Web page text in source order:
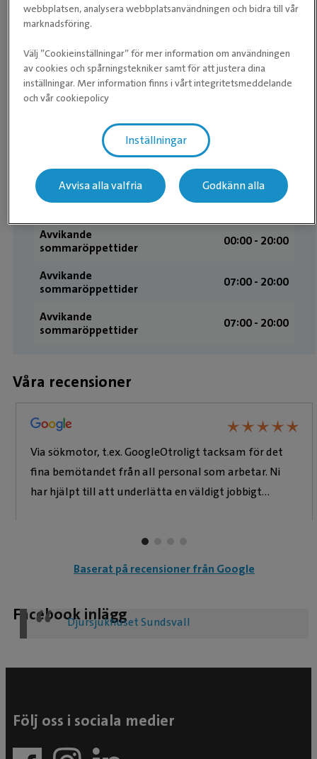
Våra öppettider
Kliniken
sommaröppettider
Öppet dygnet runt
Onsdag
Öppet dygnet runt
Torsdag
Öppet dygnet runt
Avvikande
sommaröppettider
00:00 - 20:00
Avvikande
sommaröppettider
07:00 - 20:00
Avvikande
sommaröppettider
07:00 - 20:00
Våra recensioner
★★★★★
★★★★★
Via sökmotor, t.ex. GoogleOtroligt tacksam för det
fina bemötandet från all personal som arbetar. Ni
har hjälpt till att underlätta en väldigt jobbigt
dålig vård snarare en tacksamhet över att vi fick mer
lidande. Jag rekommenderar verkligen detta
djursjukhus tack vare all fantastisk personal.
Baserat på recensioner från Google
Facebook inlägg
Djursjukhuset Sundsvall
Följ oss i sociala medier
webbplatsen, analysera webbplatsanvändningen och bidra till vår
marknadsföring.
Välj ”Cookieinställningar” för mer information om användningen
av cookies och spårningstekniker samt för att justera dina
inställningar. Mer information finns i vårt integritetsmeddelande
och vår cookiepolicy
Inställningar
Avvisa alla valfria Godkänn alla